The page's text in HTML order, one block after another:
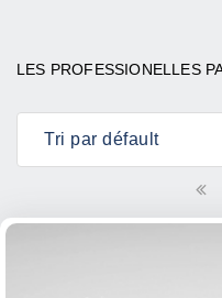
LES PROFESSIONELLES